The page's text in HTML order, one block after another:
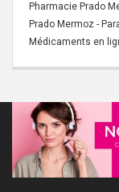
Pharmacie Prado
Prado Mermoz -
Médicaments en